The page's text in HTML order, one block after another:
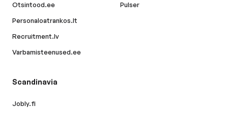
Otsintood.ee
Personaloatrankos.lt
Recruitment.lv
Varbamisteenused.ee
Pulser
Scandinavia
Jobly.fi